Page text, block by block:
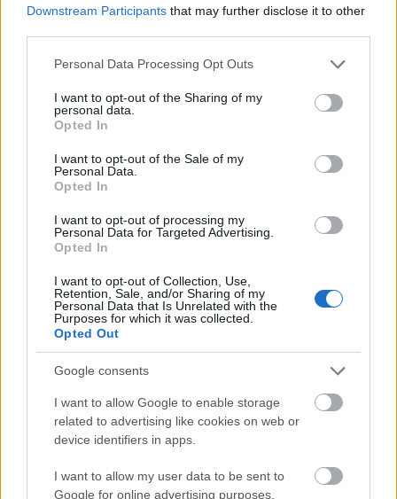
Downstream Participants that may further disclose it to other
Please note that this website/app uses one or more Google
not limited to your visit or usage behaviour. You may click to
grant or deny consent to Google and its third-party tags to
use your data for below specified purposes in below Google
consent section.
Personal Data Processing Opt Outs
I want to opt-out of the Sharing of my
personal data.
Opted In
I want to opt-out of the Sale of my
Personal Data.
Opted In
I want to opt-out of processing my
Personal Data for Targeted Advertising.
Opted In
I want to opt-out of Collection, Use,
Retention, Sale, and/or Sharing of my
Personal Data that Is Unrelated with the
Purposes for which it was collected.
Opted Out
Google consents
I want to allow Google to enable storage
related to advertising like cookies on web or
device identifiers in apps.
I want to allow my user data to be sent to
Google for online advertising purposes.
Ο ιστότοπος της Βορειοαμερικανικής Διοίκησης
Αεροδιαστημικής Άμυνας εξηγεί: «Στο απόγειο του
Ψυχρού Πολέμου στα τέλη της δεκαετίας του 1950,
η ιδέα ενός ενισχυμένου κέντρου διοίκησης και
ελέγχου είχε σχεδιαστεί ως άμυνα ενάντια στα
σοβιετικά βομβαρδιστικά μεγάλου βεληνεκούς. Το
Σώμα Μηχανικών του Στρατού επέβλεψε την
εκσκαφή του όρους Cheyenne και την κατασκευή